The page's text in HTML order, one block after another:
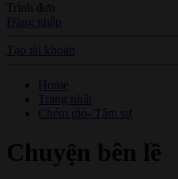
Trình đơn
Đăng nhập
Tạo tài khoản
Home
Trang nhất
Chém gió- Tâm sự
Chuyện bên lề